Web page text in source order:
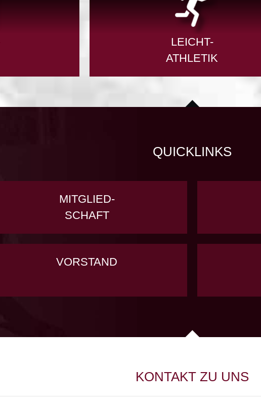
LEICHT-
ATHLETIK
QUICKLINKS
MITGLIED-
SCHAFT
VORSTAND
KONTAKT ZU UNS